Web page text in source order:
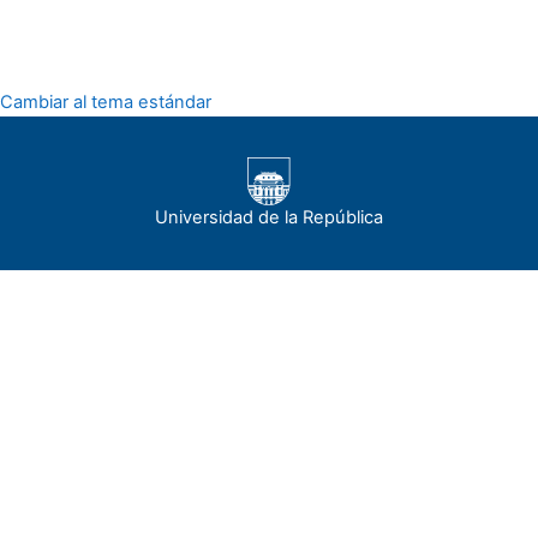
Cambiar al tema estándar
Universidad de la República